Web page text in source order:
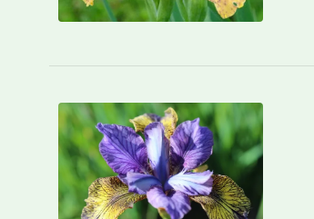
40 cm
50
50/100 cm
50/60 cm
50/70 cm
60 cm
zils-violets